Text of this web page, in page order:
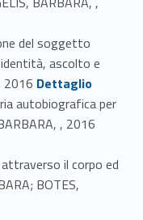
del soggetto
ascolto e
2016 Link identifier #identifier_person_1244-18
Dettaglio
autobiografica per
, 2016 Link identifier #identifier_person_9377-19
il corpo ed
BOTES,